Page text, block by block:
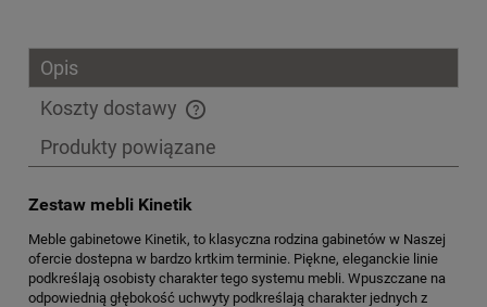
Opis
Koszty dostawy
Cena nie zawiera ewentualnych kosztów płatności
Produkty powiązane
Zestaw mebli Kinetik
Meble gabinetowe Kinetik, to klasyczna rodzina gabinetów w Naszej
ofercie dostepna w bardzo krtkim terminie. Piękne, eleganckie linie
podkreślają osobisty charakter tego systemu mebli. Wpuszczane na
odpowiednią głębokość uchwyty podkreślają charakter jednych z